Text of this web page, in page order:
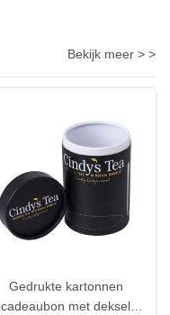
Bekijk meer > >
Gedrukte kartonnen
cadeaubon met deksel